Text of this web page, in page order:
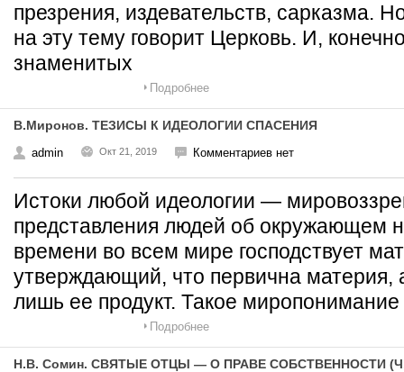
презрения, издевательств, сарказма.
на эту тему говорит Церковь. И,
знаменитых
Подробнее
В.Миронов. ТЕЗИСЫ К ИДЕОЛОГИИ СПАСЕНИЯ
admin Окт 21, 2019 Комментариев нет
Истоки любой идеологии —
представления людей об окружающем
времени во всем мире господствует
утверждающий, что первична материя,
лишь ее продукт. Такое миропонимание
Подробнее
Н.В. Сомин. СВЯТЫЕ ОТЦЫ — О ПРАВЕ СОБСТВЕННОСТИ